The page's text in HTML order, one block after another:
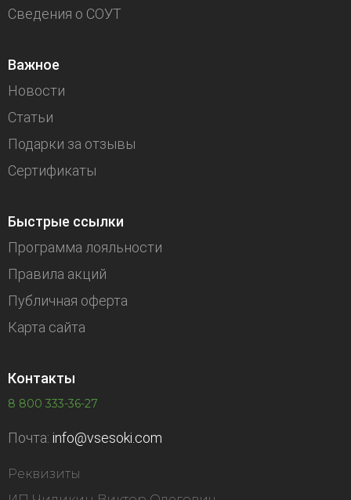
Сведения о СОУТ
Важное
Новости
Статьи
Подарки за отзывы
Сертификаты
Быстрые ссылки
Программа лояльности
Правила акций
Публичная оферта
Карта сайта
Контакты
8 800 333-36-27
Почта: info@vsesoki.com
Реквизиты